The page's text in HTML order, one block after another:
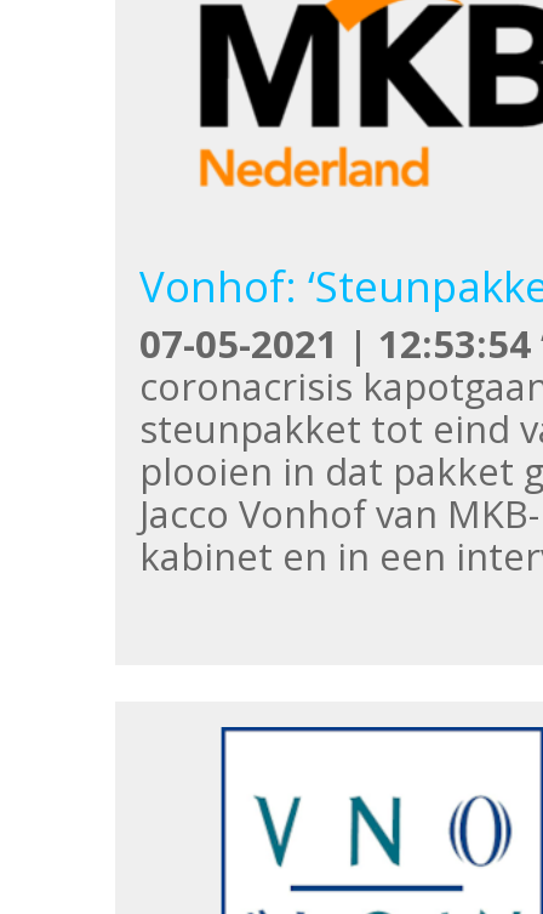
Vonhof:
07-05-2021 | 12:53:54
coronacrisis
steunpakket tot eind
plooien in dat pakket
Jacco Vonhof van
kabinet en in een